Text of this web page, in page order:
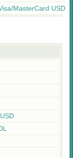
MasterCard USD